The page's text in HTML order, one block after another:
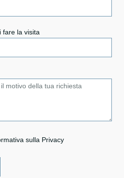
fare la visita
sulla Privacy